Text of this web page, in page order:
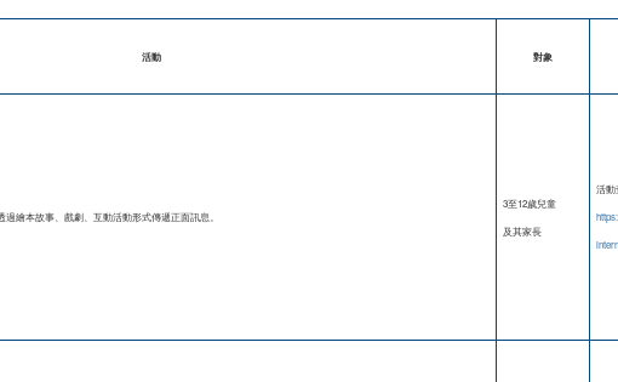
活動 對象
繪本故事、戲劇、互動活動形式傳遞正面訊息。
3至12歲兒童
及其家長
活動